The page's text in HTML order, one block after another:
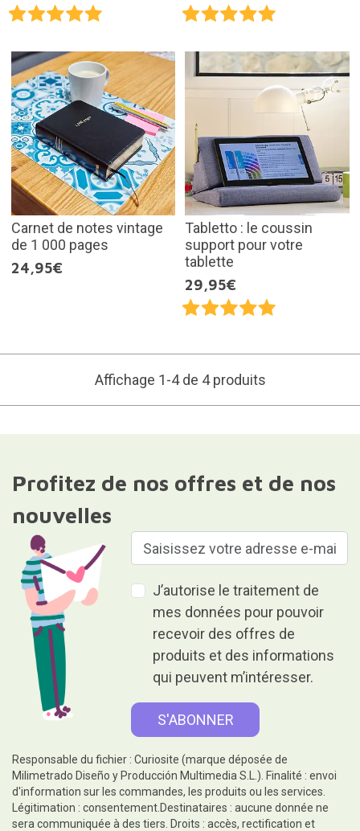
Carnet de notes vintage
de 1 000 pages
24,95€
Tabletto : le coussin
support pour votre
tablette
29,95€
Affichage 1-4 de 4 produits
Profitez de nos offres et de nos
nouvelles
J’autorise le traitement de
mes données pour pouvoir
recevoir des offres de
produits et des informations
qui peuvent m’intéresser.
Responsable du fichier : Curiosite (marque déposée de
Milimetrado Diseño y Producción Multimedia S.L.). Finalité : envoi
d'information sur les commandes, les produits ou les services.
Légitimation : consentement.Destinataires : aucune donnée ne
sera communiquée à des tiers. Droits : accès, rectification et